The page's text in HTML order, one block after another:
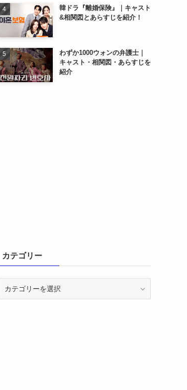
韓ドラ『離婚保険』｜キャスト
&相関図とあらすじを紹介！
わずか1000ウォンの弁護士｜
キャスト・相関図・あらすじを
紹介
カテゴリー